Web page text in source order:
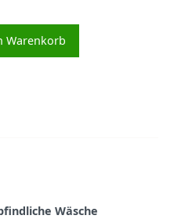
Warenkorb
Wäsche